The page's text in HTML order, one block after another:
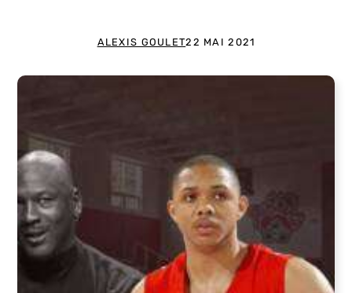
ALEXIS GOULET22 MAI 2021